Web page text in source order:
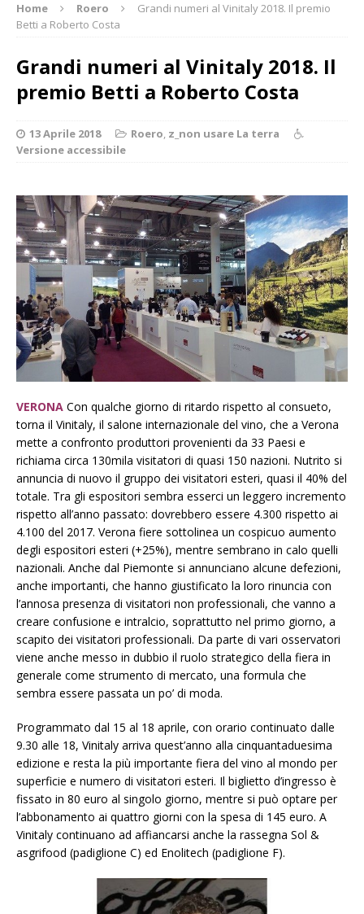
Home Roero
Grandi numeri al Vinitaly 2018. Il premio
Betti a Roberto Costa
Grandi numeri al Vinitaly 2018. Il
premio Betti a Roberto Costa
13 Aprile 2018 Roero, z_non usare La terra
Versione accessibile
VERONA Con qualche giorno di ritardo rispetto al consueto,
torna il Vinitaly, il salone internazionale del vino, che a Verona
mette a confronto produttori provenienti da 33 Paesi e
richiama circa 130mila visitatori di quasi 150 nazioni. Nutrito si
annuncia di nuovo il gruppo dei visitatori esteri, quasi il 40% del
totale. Tra gli espositori sembra esserci un leggero incremento
rispetto all’anno passato: dovrebbero essere 4.300 rispetto ai
4.100 del 2017. Verona fiere sottolinea un cospicuo aumento
degli espositori esteri (+25%), mentre sembrano in calo quelli
nazionali. Anche dal Piemonte si annunciano alcune defezioni,
anche importanti, che hanno giustificato la loro rinuncia con
l’annosa presenza di visitatori non professionali, che vanno a
creare confusione e intralcio, soprattutto nel primo giorno, a
scapito dei visitatori professionali. Da parte di vari osservatori
viene anche messo in dubbio il ruolo strategico della fiera in
generale come strumento di mercato, una formula che
sembra essere passata un po’ di moda.
Programmato dal 15 al 18 aprile, con orario continuato dalle
9.30 alle 18, Vinitaly arriva quest’anno alla cinquantaduesima
edizione e resta la più importante fiera del vino al mondo per
superficie e numero di visitatori esteri. Il biglietto d’ingresso è
fissato in 80 euro al singolo giorno, mentre si può optare per
l’abbonamento ai quattro giorni con la spesa di 145 euro. A
Vinitaly continuano ad affiancarsi anche la rassegna Sol &
asgrifood (padiglione C) ed Enolitech (padiglione F).